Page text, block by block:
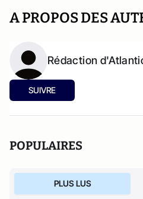
A PROPOS DES
Rédaction
SUIVRE
POPULAIRES
PLUS LUS